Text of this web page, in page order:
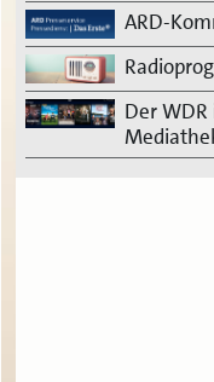
ARD-
Der WDR